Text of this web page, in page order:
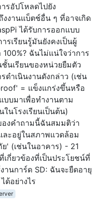
รอัปโหลดไปยัง
งานแบ็ตช์อื่น ๆ ที่อาจเกิด
ได้รับการออกแบบ
รเรียนรู้มันยังคงเป็นผู้
ฉันไม่แน่ใจว่าการ
นเรียนของหน่วยยืมตัว
ดำเนินงานดังกล่าว (เช่น
= แข็งแกร่งขึ้นหรือ
บมาเพื่อทำงานตาม
นโรงเรียนเป็นต้น)
งคำถามนี้ฉันสมมติว่า
ละอยู่ในสภาพแวดล้อม
' (เช่นในอาคาร) - 21
กี่ยวข้องที่เป็นประโยชน์ที่
านการ์ด SD: ฉันจะยืดอายุ
ด้อย่างไร